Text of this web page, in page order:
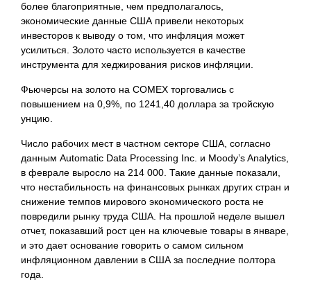
более благоприятные, чем предполагалось,
экономические данные США привели некоторых
инвесторов к выводу о том, что инфляция может
усилиться. Золото часто используется в качестве
инструмента для хеджирования рисков инфляции.
Фьючерсы на золото на COMEX торговались с
повышением на 0,9%, по 1241,40 доллара за тройскую
унцию.
Число рабочих мест в частном секторе США, согласно
данным Automatic Data Processing Inc. и Moody’s Analytics,
в феврале выросло на 214 000. Такие данные показали,
что нестабильность на финансовых рынках других стран и
снижение темпов мирового экономического роста не
повредили рынку труда США. На прошлой неделе вышел
отчет, показавший рост цен на ключевые товары в январе,
и это дает основание говорить о самом сильном
инфляционном давлении в США за последние полтора
года.